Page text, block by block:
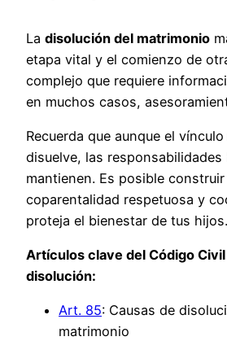
La disolución del matrimonio
etapa vital y el comienzo de
complejo que requiere
en muchos casos,
Recuerda que aunque el
disuelve, las
mantienen. Es posible
coparentalidad respetuosa y
proteja el bienestar de tus hijos.
Artículos clave del Código
disolución:
Art. 85: Causas de
matrimonio